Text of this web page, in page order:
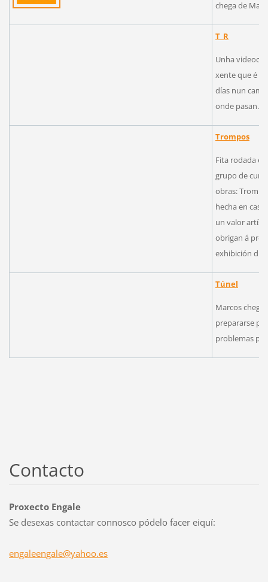
chega de
T_R
Unha
xente que é
días nun
onde pasan.
Trompos
Fita rodada
grupo de
obras:
hecha en
un valor
obrigan á
exhibición
Túnel
Marcos chega
prepararse
problemas
Contacto
Proxecto Engale
Se desexas contactar connosco pódelo facer eiquí:
engaleengale@yahoo.es